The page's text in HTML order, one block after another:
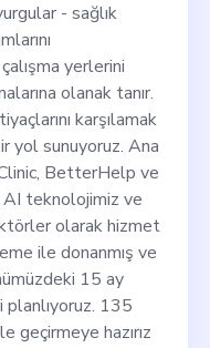
- sağlık
yerlerini
olanak tanır.
karşılamak
yol sunuyoruz. Ana
BetterHelp ve
AI teknolojimiz ve
olarak hizmet
ile donanmış ve
15 ay
planlıyoruz. 135
geçirmeye hazırız